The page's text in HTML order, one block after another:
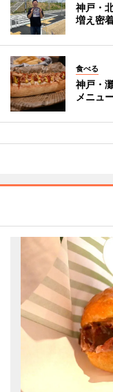
神戸・
増え密
食べる
神戸・
メニュ